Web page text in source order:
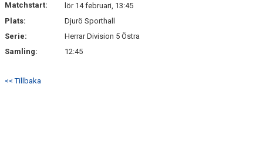
MATCHER
BILDGALLERI
DOKUMENT
Matchstart:
lör 14 februari, 13:45
Plats:
Djurö Sporthall
Serie:
Herrar Division 5 Östra
Samling:
12:45
<< Tillbaka